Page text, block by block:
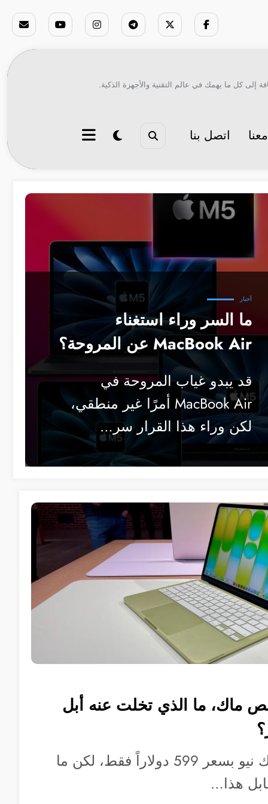
إلى كل ما يهمك في عالم التقنية والأجهزة الذكية.
اتصل بنا
أخبار
ما السر وراء استغناء
MacBook Air عن المروحة؟
قد يبدو غياب المروحة في
MacBook Air أمرًا غير منطقي،
لكن وراء هذا القرار سر…
ماك، ما الذي تخلت عنه أبل
أطلقت آبل ماك‌بوك نيو بسعر 599 دولاراً فقط، لكن ما
هذا…